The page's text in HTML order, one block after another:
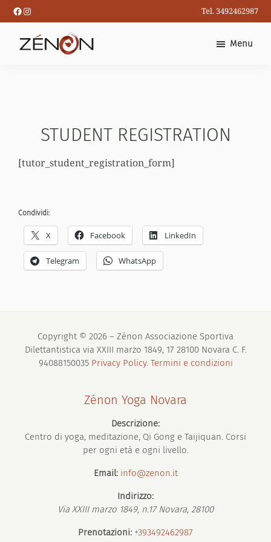
Passa
al
contenuto
Facebook
Instagram Tel. 3492462987
Menu
STUDENT REGISTRATION
[tutor_student_registration_form]
Condividi:
X Facebook LinkedIn
Telegram WhatsApp
Copyright © 2026 – Zénon Associazione Sportiva
Dilettantistica via XXIII marzo 1849, 17 28100 Novara C. F.
94088150035 Privacy Policy. Termini e condizioni
Zénon Yoga Novara
Descrizione:
Centro di yoga, meditazione, Qi Gong e Taijiquan. Corsi
per ogni età e ogni livello.
Email: info@zenon.it
Indirizzo:
Via XXIII marzo 1849, n.17 Novara, 28100
Prenotazioni: +393492462987